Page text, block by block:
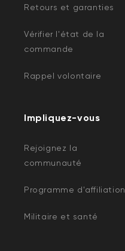
Retours et garanties
Vérifier l'état de la
commande
Rappel volontaire
Impliquez-vous
Rejoignez la
communauté
Programme d'affiliation
Militaire et santé